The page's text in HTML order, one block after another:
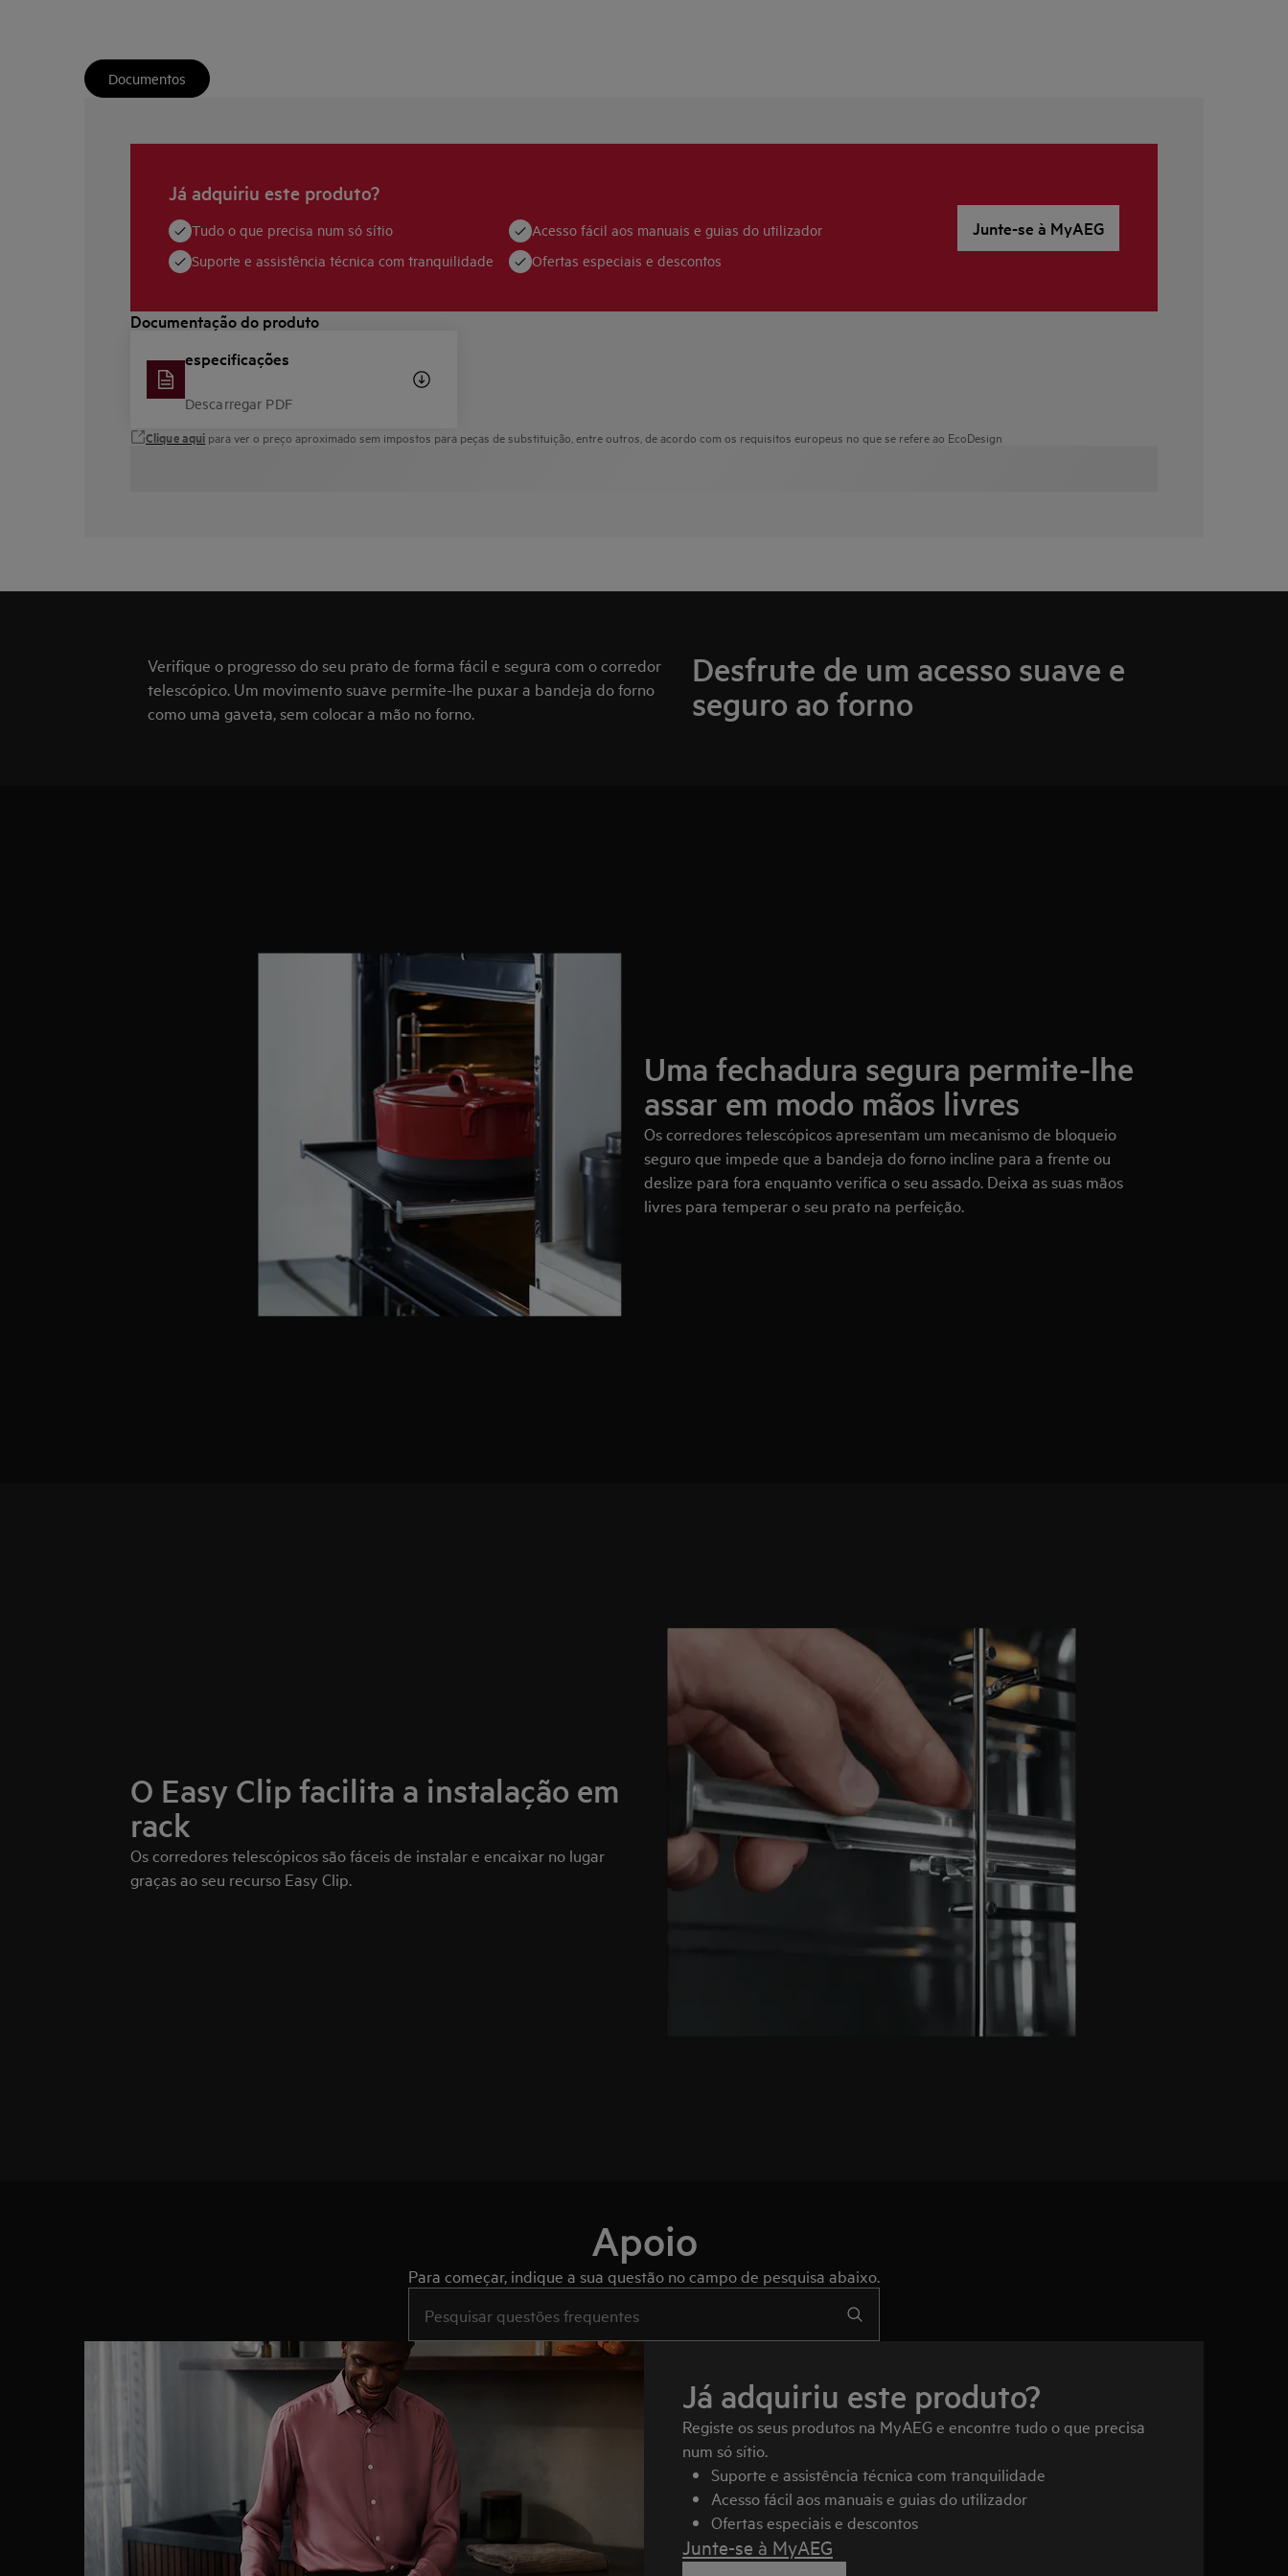
Documentos
Já adquiriu este produto?
Tudo o que precisa num só sítio
Acesso fácil aos manuais e guias do utilizador
Suporte e assistência técnica com tranquilidade
Ofertas especiais e descontos
Junte-se à MyAEG
Documentação do produto
especificações
Descarregar PDF
Clique aqui para ver o preço aproximado sem impostos para peças de substituição, entre outros, de acordo com os requisitos europeus no que se refere ao EcoDesign
Desfrute de um acesso suave e
seguro ao forno
Verifique o progresso do seu prato de forma fácil e segura com o corredor
telescópico. Um movimento suave permite-lhe puxar a bandeja do forno
como uma gaveta, sem colocar a mão no forno.
Uma fechadura segura permite-lhe
assar em modo mãos livres
Os corredores telescópicos apresentam um mecanismo de bloqueio
seguro que impede que a bandeja do forno incline para a frente ou
deslize para fora enquanto verifica o seu assado. Deixa as suas mãos
livres para temperar o seu prato na perfeição.
O Easy Clip facilita a instalação em
rack
Os corredores telescópicos são fáceis de instalar e encaixar no lugar
graças ao seu recurso Easy Clip.
Apoio
Para começar, indique a sua questão no campo de pesquisa abaixo.
Já adquiriu este produto?
Registe os seus produtos na MyAEG e encontre tudo o que precisa
num só sítio.
Suporte e assistência técnica com tranquilidade
Acesso fácil aos manuais e guias do utilizador
Ofertas especiais e descontos
Junte-se à MyAEG